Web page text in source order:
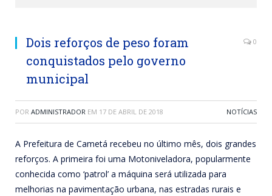
Dois reforços de peso foram
conquistados pelo governo
municipal
0
POR ADMINISTRADOR EM 17 DE ABRIL DE 2018 NOTÍCIAS
A Prefeitura de Cametá recebeu no último mês, dois grandes
reforços. A primeira foi uma Motoniveladora, popularmente
conhecida como ‘patrol’ a máquina será utilizada para
melhorias na pavimentação urbana, nas estradas rurais e